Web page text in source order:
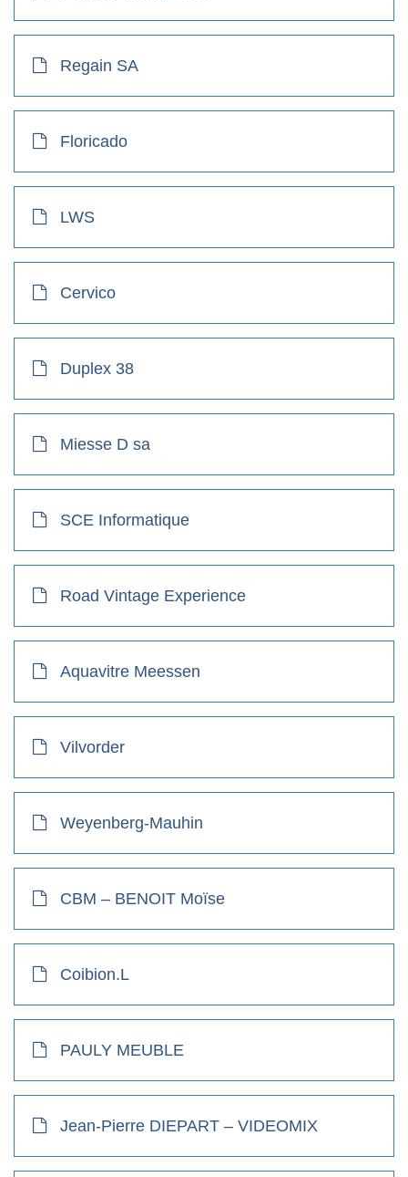
Regain SA
Floricado
LWS
Cervico
Duplex 38
Miesse D sa
SCE Informatique
Road Vintage Experience
Aquavitre Meessen
Vilvorder
Weyenberg-Mauhin
CBM – BENOIT Moïse
Coibion.L
PAULY MEUBLE
Jean-Pierre DIEPART – VIDEOMIX